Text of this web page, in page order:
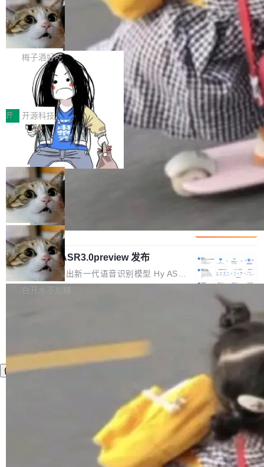
安全与合规要求。对于大多数普通研发场景，公
有云模型能够满足快速试用和效率提升的需求。
但对于金融、能源、医疗等对数据安全要求较...
渐丰富，用户关注的重点也在发生变化：不只是
让AI用起来，还要进一步看清混合算力时代下，
Token花在哪里、算力是否被充分利用，以及持
续增长的AI成本该如何优化。 深信服AI算力网关
正是围绕这些实际问题，从Token治理和成本治
理两个方面，让用户的每一份算力都看得清、管
得住、用得稳、省得下、更安全！ 一、从现在开
始，Token使用一目...
Gemini 的架构师。Google 首席科学家。 Jeff D
ean 在 Google 工作了 27 年后，宣布离职。 他
不是一个人走。一同离开的还有 Sanjay Ghema
wat（Google 员工编号 23，Jeff Dean 二十多
年的编程搭档，MapReduce 和 Bigtable 的共同
作者）、Quoc Le（Google 大脑核心成员，Se
q2Seq 和 DocAI 的共同发明人）以及 Oriol Vin
yals（Gemini 联合负责人，AlphaSta...
🔥 SolonCode v2026.8.4 发布：界面
字体可调、22 种语言、记忆搜索增强
打开终端就能上岗的全中文编码智能体，这一轮
把「看得清、用母语、记得住」三件事一次补
齐。 SolonCode 是什么 SolonCode 是杭州无
耳科技研发的企业级终端编码智能体——一位全
中文驱动的数字员工，自主理解需求、规划步
骤、编写代码。不挑模型、不挑平台，curl 一行
装完即用。 开源地址：Gitee · GitCode · GitHu
b 安装 支持 Java 8+（8~26）、macOS / Linu
x / Windows / Harmony PC。 # macOS / Linu
x / Harmony PC curl -fsSL https://solon.noea
r.org/solon...
梅子酒好吃
让“代码语义理解”深度释放AI Coding
价值潜能：华为云码道（CodeArts）
代码仓技术解析
一、代码仓深度理解技术的作用与价值 在软件工
程实践中，代码仓是企业核心知识资产的主要载
体。企业级代码仓库通常包含数十万乃至数百万
个文件，其规模远超单次模型调用可承载的上下
文窗口。随着项目规模的持续扩张与代码历史的
不断累积，代码仓中的模块关系、接口契约、业
务逻辑等关键信息往往分散于数十乃至数百个文
件之中，形成高度复杂的知识关联网络。传统的
代码检索手段（如关键词匹配、目录遍历）仅能
在语法层面完成文本定位，难以触及代码的语义
内涵与结构关联，导致开发者使用代码智能体在
理解大规模代码仓时面临显著"代码仓理解"瓶
颈。 代码仓深度理解服务（以下简称" CodeBas
e深度理解服务"）是华为云码道（CodeA...
开 开源科技
一条“删库”命令跑 17 小时，算法工程
师删光 89TB 数据只为干私活
最高人民检察院8月4日公布了一起案件：北京一
名90后算法工程师王某，为了给自己接的私活腾
服务器空间，删光了公司AI游戏部门的全部核心
数据。 王某2024年1月入职东城区某科技公司AI
短剧部门，有互联网大厂背景。在公司内部架构
调整期间，部门三次通知全员将数据从A集群迁
移到B集群，王某都回复了"收到"。 他没有迁移
数据。2024年9月3日下午4点，他使用此前登录
的账号密码进入A集群，输入了一条被程序员圈
称为"删库跑路"的命令——最高管理员权限、无
局
Cloudflare 分享推理优化实践：KV ca
che 量化 + 权重压缩，吞吐量提升 4
1%，成本降 30%
Kimi 和 GLM 是当前最强的大模型系列之一，但
它们有一个共同的问题：太吃显存了。月之暗面
的 Kimi K 系列和智谱的 GLM 都是长上下文、M
oE 架构的大模型，好用到让人上瘾，但 GPU 显
存永远不够用。 Cloudflare 的 Workers AI 团队
一直在跑这些模型的推理。他们在官方博客上发
整性保护。效果是：吞吐量提升 41%，每 token
成本降低 30%，精度不变。 FP8 省的不仅是显
存 KV cache 是推理时最吃显...
局
腾讯混元 Hy ASR3.0preview 发布
腾讯混元正式推出新一代语音识别模型 Hy ASR
3.0preview。基于最新一代大语言模型 Hy3 的
让语音识别不再只是听清，而是真正听懂。通过
先理解你的语境和意图，再把准确的文字直接给
到你。从“逐字转写、单点优化”演进为“理解语
境、兼容场景、一键直出”。 Hy ASR 3.0 previe
w 不要求标准普通话，方言识别覆盖粤语、吴语
等 10 大方言片区和 20 余个二级小片区。在开
源评测集中，Hy ASR 3.0 preview 在多语种的
白开水不加糖